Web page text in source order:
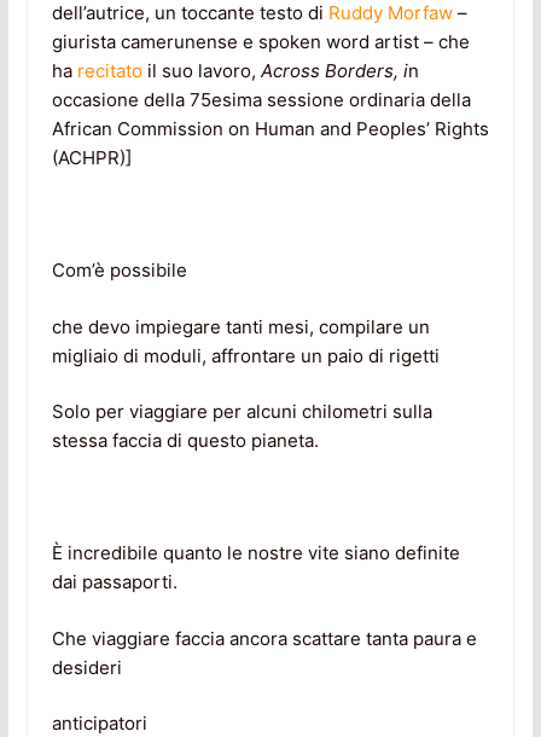
dell’autrice, un toccante testo di Ruddy Morfaw–
giurista camerunense e spoken word artist – che
ha recitatoil suo lavoro, Across Borders, in
occasione della 75esima sessione ordinaria della
African Commission on Human and Peoples’ Rights
(ACHPR)]
Com’è possibile
che devo impiegare tanti mesi, compilare un
migliaio di moduli, affrontare un paio di rigetti
Solo per viaggiare per alcuni chilometri sulla
stessa faccia di questo pianeta.
È incredibile quanto le nostre vite siano definite
dai passaporti.
Che viaggiare faccia ancora scattare tanta paura e
desideri
anticipatori